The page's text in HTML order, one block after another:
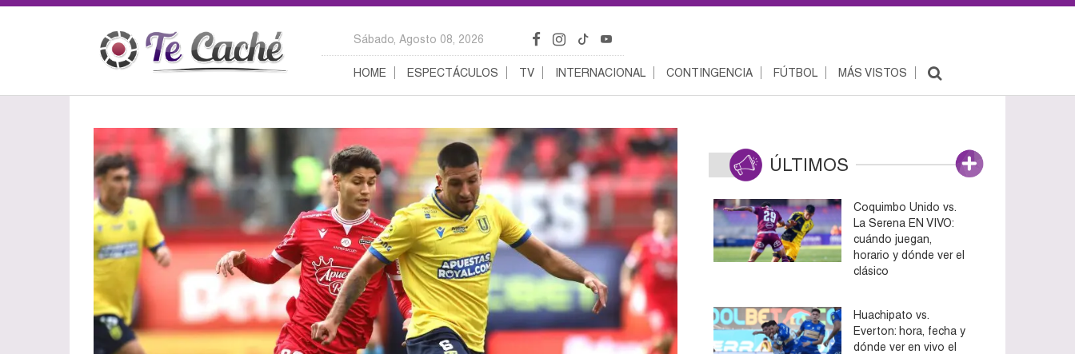
Sábado, Agosto 08, 2026
HOME ESPECTÁCULOS TV INTERNACIONAL CONTINGENCIA FÚTBOL MÁS VISTOS
ÚLTIMOS
Coquimbo Unido vs.
La Serena EN VIVO:
cuándo juegan,
horario y dónde ver el
clásico
Huachipato vs.
Everton: hora, fecha y
dónde ver en vivo el